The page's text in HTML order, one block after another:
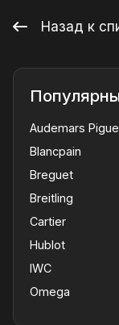
Назад к
Audemars
Blancpain
Breguet
Breitling
Cartier
Hublot
IWC
Omega